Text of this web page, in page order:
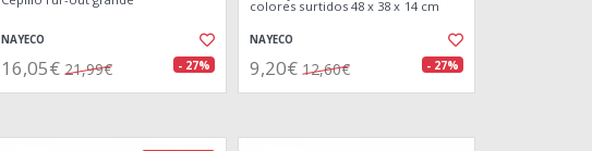
NAYECO
16,05€ 21,99€ - 27%
colores surtidos 48 x 38 x 14 cm
NAYECO
9,20€ 12,60€ - 27%